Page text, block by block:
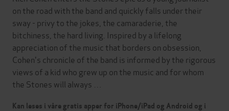
on the road with the band and quickly falls under their
sway - privy to the jokes, the camaraderie, the
bitchiness, the hard living. Inspired by a lifelong
appreciation of the music that borders on obsession,
Cohen's chronicle of the band is informed by the rigorous
views of a kid who grew up on the music and for whom
the Stones will always …
Kan leses i våre gratis apper for iPhone/iPad og Android og i